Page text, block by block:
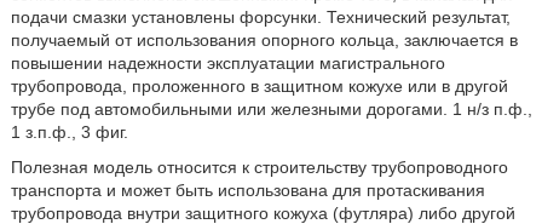
подачи смазки установлены форсунки. Технический результат,
получаемый от использования опорного кольца, заключается в
повышении надежности эксплуатации магистрального
трубопровода, проложенного в защитном кожухе или в другой
трубе под автомобильными или железными дорогами. 1 н/з п.ф.,
1 з.п.ф., 3 фиг.
Полезная модель относится к строительству трубопроводного
транспорта и может быть использована для протаскивания
трубопровода внутри защитного кожуха (футляра) либо другой